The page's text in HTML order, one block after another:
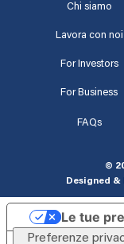
Chi siamo
Lavora con noi
For Investors
For Business
FAQs
©
Designed
Le tue